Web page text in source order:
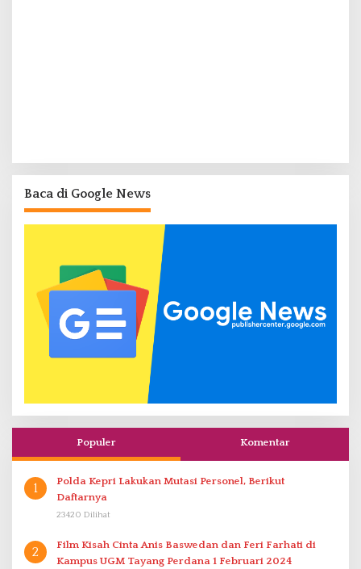
Baca di Google News
Populer Komentar
1
Polda Kepri Lakukan Mutasi Personel, Berikut
Daftarnya
23420 Dilihat
2
Film Kisah Cinta Anis Baswedan dan Feri Farhati di
Kampus UGM Tayang Perdana 1 Februari 2024